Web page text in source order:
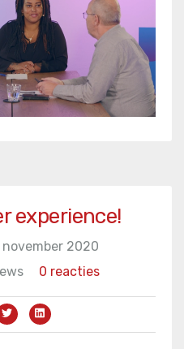
experience!
november 2020
0 reacties